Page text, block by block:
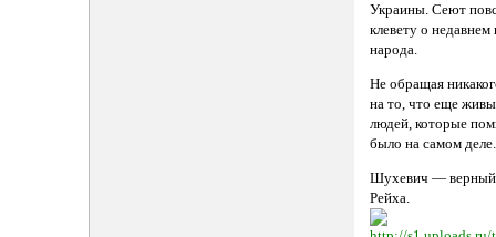
Украины. Сеют
клевету о
народа.
Не обращая
на то, что еще
людей, которые
было на самом деле.
Шухевич — верный
Рейха.